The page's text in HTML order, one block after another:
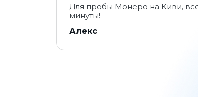
Для пробы Монеро на Киви,
минуты!
Алекс